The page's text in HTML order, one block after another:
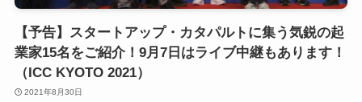
【予告】スタートアップ・カタパルトに集う気鋭の起
業家15名をご紹介！9月7日はライブ中継もあります！
（ICC KYOTO 2021）
2021年8月30日